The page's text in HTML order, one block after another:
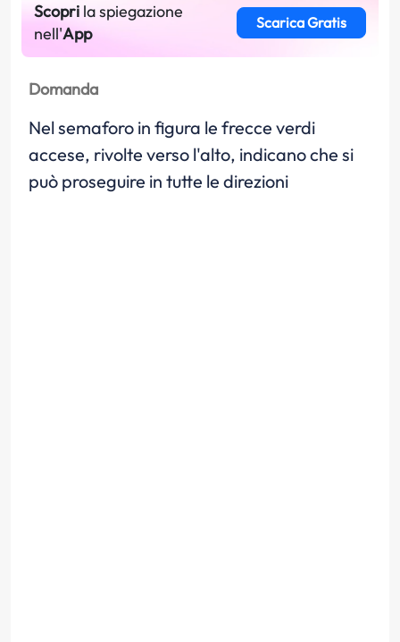
Scopri la spiegazione
nell'App
Scarica Gratis
Domanda
Nel semaforo in figura le frecce verdi
accese, rivolte verso l'alto, indicano che si
può proseguire in tutte le direzioni